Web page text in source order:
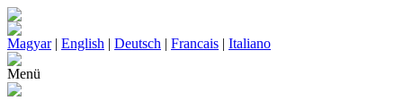
Magyar| English | Deutsch | Francais | Italiano
Menü